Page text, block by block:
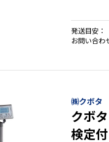
・デジタ
発送目安：
お問い合わ
㈱クボタ
クボ
検定